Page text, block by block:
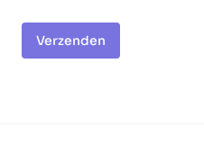
Verzenden